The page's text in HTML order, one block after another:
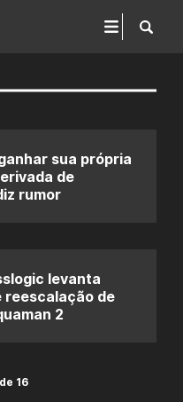
sua própria
de
rumor
levanta
reescalação de
2
16